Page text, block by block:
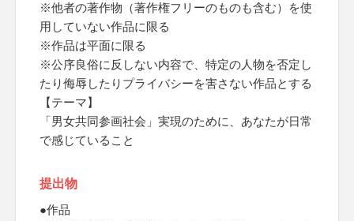
※他者の著作物（著作権フリーのものも含む）を使
用していない作品に限る
※作品は平面に限る
※公序良俗に反しない内容で、特定の人物を否定し
たり侮辱したりプライバシーを害さない作品とする
【テーマ】
「男女共同参画社会」実現のために、あなたが日常
で感じていること
提出物
●作品